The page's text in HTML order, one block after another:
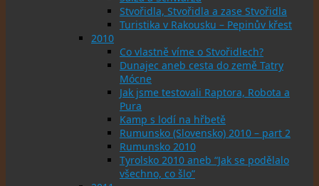
Stvořidla, Stvořidla a zase Stvořidla
Turistika v Rakousku – Pepinův křest
2010
Co vlastně víme o Stvořidlech?
Dunajec aneb cesta do země Tatry
Mócne
Jak jsme testovali Raptora, Robota a
Pura
Kamp s lodí na hřbetě
Rumunsko (Slovensko) 2010 – part 2
Rumunsko 2010
Tyrolsko 2010 aneb “Jak se podělalo
všechno, co šlo”